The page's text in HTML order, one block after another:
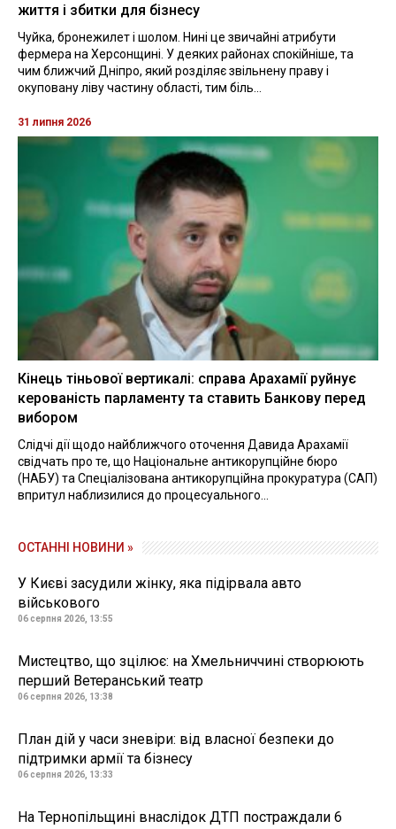
життя і збитки для бізнесу
Чуйка, бронежилет і шолом. Нині це звичайні атрибути
фермера на Херсонщині. У деяких районах спокійніше, та
чим ближчий Дніпро, який розділяє звільнену праву і
окуповану ліву частину області, тим біль...
31 липня 2026
Кінець тіньової вертикалі: справа Арахамії руйнує
керованість парламенту та ставить Банкову перед
вибором
Слідчі дії щодо найближчого оточення Давида Арахамії
свідчать про те, що Національне антикорупційне бюро
(НАБУ) та Спеціалізована антикорупційна прокуратура (САП)
впритул наблизилися до процесуального...
ОСТАННІ НОВИНИ »
У Києві засудили жінку, яка підірвала авто
військового
06 серпня 2026, 13:55
Мистецтво, що зцілює: на Хмельниччині створюють
перший Ветеранський театр
06 серпня 2026, 13:38
План дій у часи зневіри: від власної безпеки до
підтримки армії та бізнесу
06 серпня 2026, 13:33
На Тернопільщині внаслідок ДТП постраждали 6